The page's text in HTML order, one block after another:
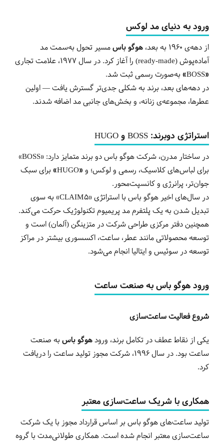
ورودبه دنیای مد لوکس
از دهه‌ی ۱۹۶۰ به بعد، هوگو باسمسیر تحول به‌سمت مد
آماده‌پوش (ready-made) را آغاز کرد. در سال ۱۹۷۷، علامت تجاری
«BOSS»
به‌صورت رسمی ثبت شد.
در دهه‌های بعد، برند به شکلی جدی‌تر گسترش یافت — اولین
عطرها، مجموعه‌ی زنانه، و بخش‌های جانبی مد اضافه شدند.
استراتژی دو‌برند: BOSS و HUGO
در ساختار مدرن، شرکت هوگو باس دو برند متمایز دارد: «BOSS»
برای لباس‌های کلاسیک، رسمی و لوکس؛ و «HUGO»
برای سبک
جوان‌تر، پرانرژی و کانسپت‌محور.
در سال‌های اخیر هوگو باس با استراتژی «CLAIM 5» به سوی
تبدیل شدن به یک پلتفرم مد پریمیوم تکنولوژیک حرکت می‌کند.
همچنین دفتر مرکزی طراحی شرکت در متزینگن (آلمان) است و
توسعه محصولاتی مانند عطر، ساعت، اکسسوری بیشتر در مراکز
توسعه در سوئیس و ایتالیا انجام می‌شود.
ورود هوگو باس به صنعت ساعت
شروع فعالیت ساعت‌سازی
یکی از نقاط عطف در تکامل برند، ورودهوگو باس به صنعت
ساعت بود. در سال ۱۹۹۶، شرکت مجوز تولید ساعت را دریافت
کرد.
همکاری با شریک ساعت‌سازی معتبر
تولید ساعت‌های هوگو باس بر اساس قرارداد مجوز با یک شرکت
ساعت‌سازی معتبر انجام شده است. همکاری طولانی‌مدت با گروه